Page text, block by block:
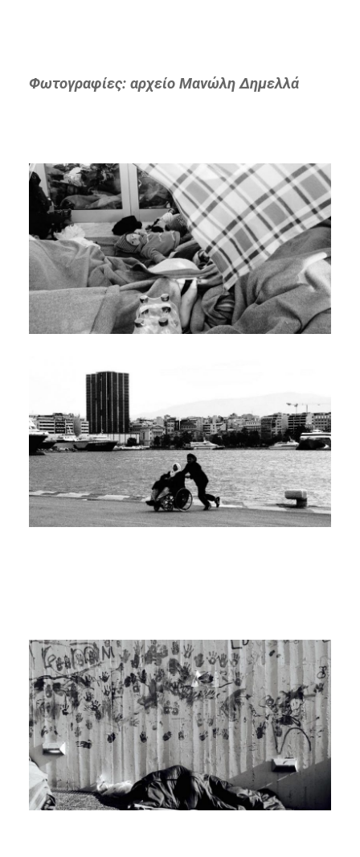
Φωτογραφίες: αρχείο Μανώλη Δημελλά